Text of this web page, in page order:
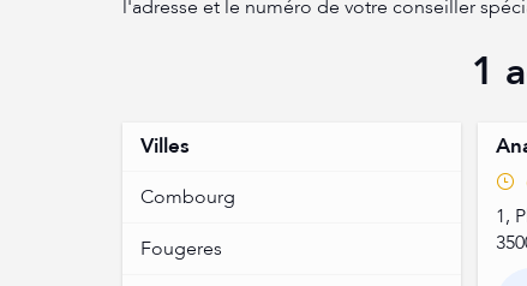
l'adresse et le numéro de votre conseiller
1
Villes
Combourg
Fougeres
1,